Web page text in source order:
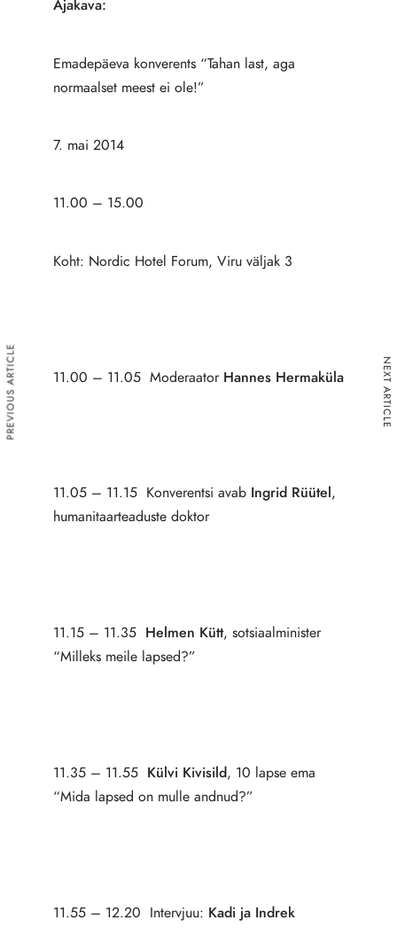
Ajakava:
Emadepäeva konverents “Tahan last, aga
normaalset meest ei ole!”
7. mai 2014
11.00 – 15.00
Koht: Nordic Hotel Forum, Viru väljak 3
11.00 – 11.05 Moderaator Hannes Hermaküla
11.05 – 11.15 Konverentsi avab Ingrid Rüütel,
humanitaarteaduste doktor
11.15 – 11.35 Helmen Kütt, sotsiaalminister
“Milleks meile lapsed?”
11.35 – 11.55 Külvi Kivisild, 10 lapse ema
“Mida lapsed on mulle andnud?”
11.55 – 12.20 Intervjuu: Kadi ja Indrek
PREVIOUS ARTICLE NEXT ARTICLE